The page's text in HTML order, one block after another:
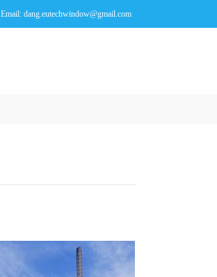
Email: dang.eutechwindow@gmail.com